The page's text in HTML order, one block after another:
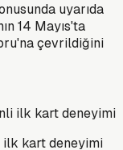
uyarıda
14 Mayıs'ta
çevrildiğini
ilk kart deneyimi